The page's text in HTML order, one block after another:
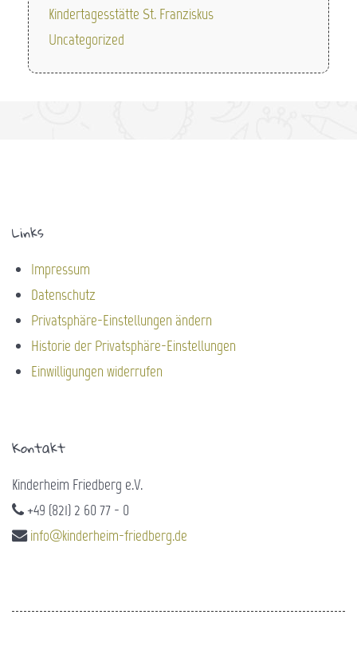
Kindertagesstätte St. Franziskus
Uncategorized
Links
Impressum
Datenschutz
Privatsphäre-Einstellungen ändern
Historie der Privatsphäre-Einstellungen
Einwilligungen widerrufen
Kontakt
Kinderheim Friedberg e.V.
+49 (821) 2 60 77 - 0
info@kinderheim-friedberg.de